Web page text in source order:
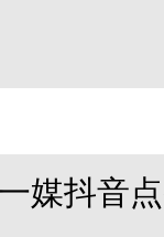
媒抖音